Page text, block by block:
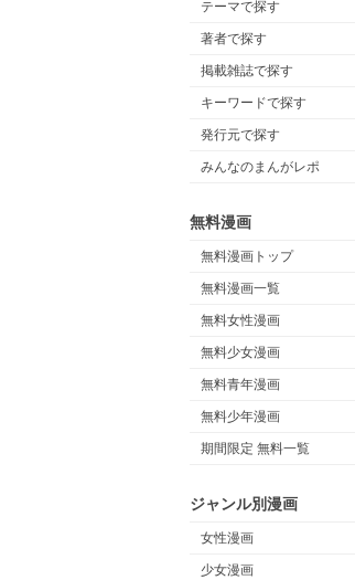
テーマで探す
著者で探す
掲載雑誌で探す
キーワードで探す
発行元で探す
みんなのまんがレポ
無料漫画
無料漫画トップ
無料漫画一覧
無料女性漫画
無料少女漫画
無料青年漫画
無料少年漫画
期間限定 無料一覧
ジャンル別漫画
女性漫画
少女漫画